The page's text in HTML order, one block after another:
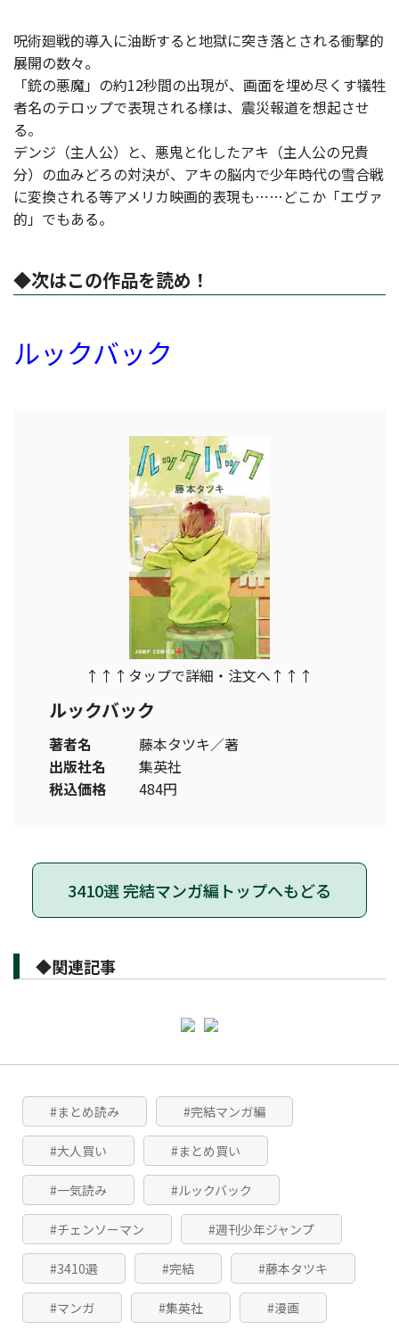
呪術廻戦的導入に油断すると地獄に突き落とされる衝撃的
展開の数々。
「銃の悪魔」の約12秒間の出現が、画面を埋め尽くす犠牲
者名のテロップで表現される様は、震災報道を想起させ
る。
デンジ（主人公）と、悪鬼と化したアキ（主人公の兄貴
分）の血みどろの対決が、アキの脳内で少年時代の雪合戦
に変換される等アメリカ映画的表現も……どこか「エヴァ
的」でもある。
◆次はこの作品を読め！
ルックバック
↑↑↑タップで詳細・注文へ↑↑↑
ルックバック
著者名
藤本タツキ／著
出版社名
集英社
税込価格
484円
3410選 完結マンガ編トップへもどる
◆関連記事
#まとめ読み #完結マンガ編
#大人買い #まとめ買い
#一気読み #ルックバック
#チェンソーマン #週刊少年ジャンプ
#3410選 #完結 #藤本タツキ
#マンガ #集英社 #漫画